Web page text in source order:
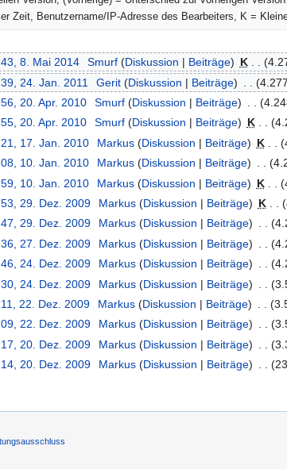
Zeit, Benutzername/IP-Adresse des Bearbeiters, K =
8. Mai 2014 Smurf (Diskussion | Beiträge) K . .
24. Jan. 2011 Gerit (Diskussion | Beiträge)
20. Apr. 2010 Smurf (Diskussion | Beiträge)
20. Apr. 2010 Smurf (Diskussion | Beiträge) K . .
17. Jan. 2010 Markus (Diskussion | Beiträge) K
10. Jan. 2010 Markus (Diskussion | Beiträge)
10. Jan. 2010 Markus (Diskussion | Beiträge) K
29. Dez. 2009 Markus (Diskussion | Beiträge) K
29. Dez. 2009 Markus (Diskussion | Beiträge) . .
27. Dez. 2009 Markus (Diskussion | Beiträge)
24. Dez. 2009 Markus (Diskussion | Beiträge)
24. Dez. 2009 Markus (Diskussion | Beiträge)
22. Dez. 2009 Markus (Diskussion | Beiträge)
22. Dez. 2009 Markus (Diskussion | Beiträge) . .
20. Dez. 2009 Markus (Diskussion | Beiträge)
20. Dez. 2009 Markus (Diskussion | Beiträge)